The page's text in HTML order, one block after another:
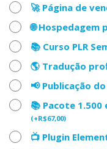
🚀 Página de
🌐 Hospedagem
📚 Curso PLR
🌎 Tradução
📢 Publicação
📚 Pacote 1.500
(+R$67,00)
📺 Plugin